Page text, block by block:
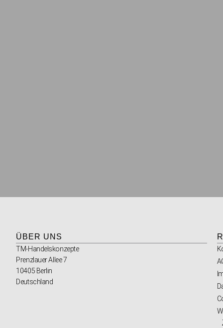
ÜBER UNS
TM-Handelskonzepte
Prenzlauer Allee 7
10405 Berlin
Deutschland